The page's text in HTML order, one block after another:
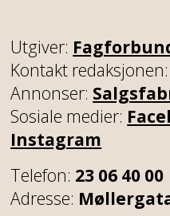
Utgiver:
Kontakt redaksjonen:
Annonser:
Sosiale medier:
Instagram
Telefon: 23 06 40 00
Adresse: